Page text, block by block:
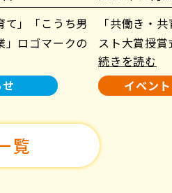
て」「こうち男
」ロゴマークの
「共働き・
スト大賞授
た！
続きを読む
イベン
覧